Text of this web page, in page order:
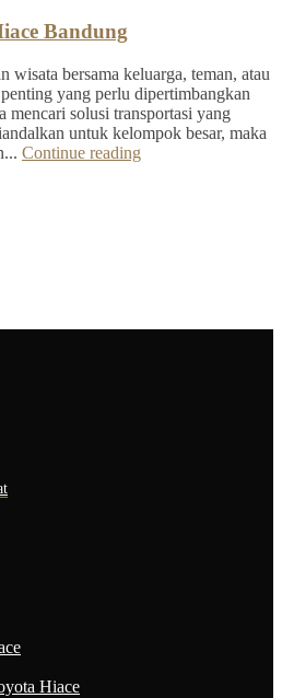
Bandung
wisata bersama keluarga, teman, atau
yang perlu dipertimbangkan
mencari solusi transportasi yang
untuk kelompok besar, maka
Continue reading
Hiace